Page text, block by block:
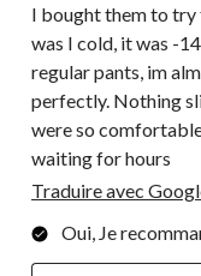
I bought them to try
was I cold, it was -
regular pants, im
perfectly. Nothing
were so
waiting for hours
Traduire avec
Oui, Je